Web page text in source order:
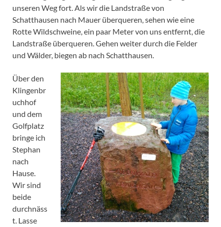
unseren Weg fort. Als wir die Landstraße von
Schatthausen nach Mauer überqueren, sehen wie eine
Rotte Wildschweine, ein paar Meter von uns entfernt, die
Landstraße überqueren. Gehen weiter durch die Felder
und Wälder, biegen ab nach Schatthausen.
Über den
Klingenbr
uchhof
und dem
Golfplatz
bringe ich
Stephan
nach
Hause.
Wir sind
beide
durchnäss
t. Lasse